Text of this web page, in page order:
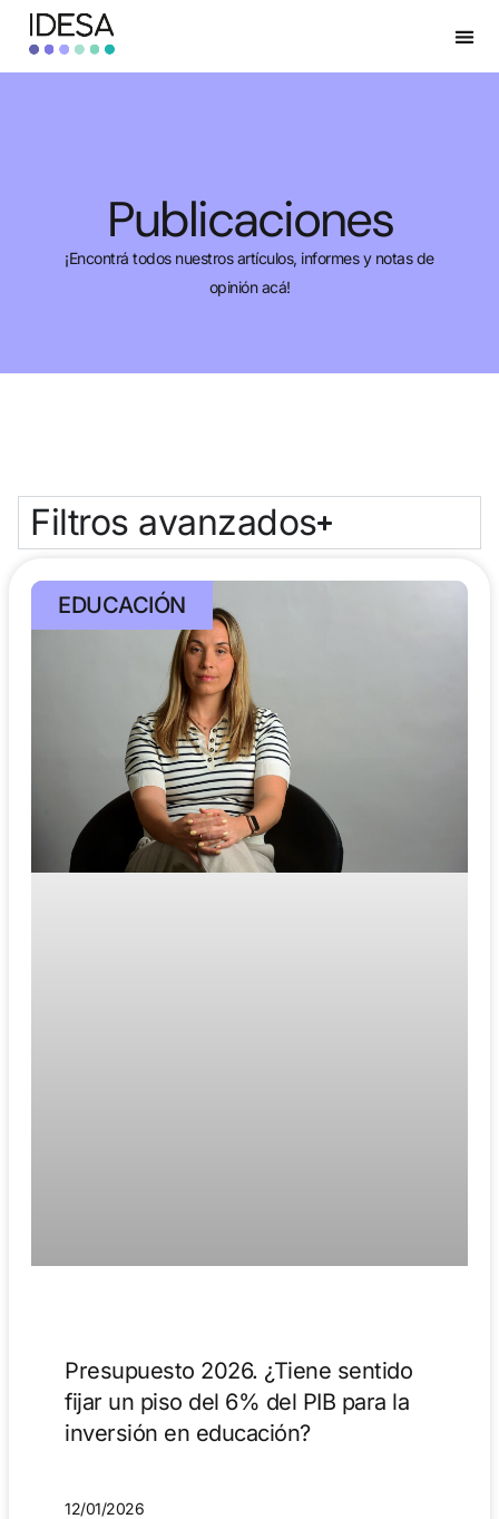
Publicaciones
¡Encontrá todos nuestros artículos, informes y notas de
opinión acá!
Filtros avanzados
EDUCACIÓN
Presupuesto 2026. ¿Tiene sentido
fijar un piso del 6% del PIB para la
inversión en educación?
12/01/2026